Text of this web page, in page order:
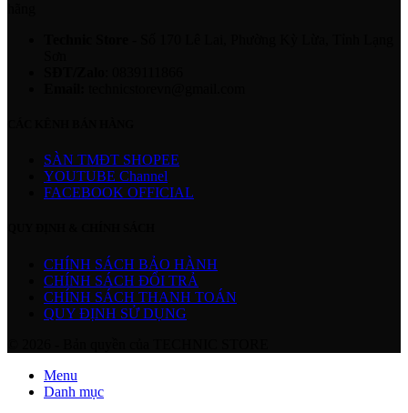
SÀN TMĐT SHOPEE
YOUTUBE Channel
FACEBOOK OFFICIAL
CHÍNH SÁCH BẢO HÀNH
CHÍNH SÁCH ĐỔI TRẢ
CHÍNH SÁCH THANH TOÁN
QUY ĐỊNH SỬ DỤNG
Menu
Danh mục